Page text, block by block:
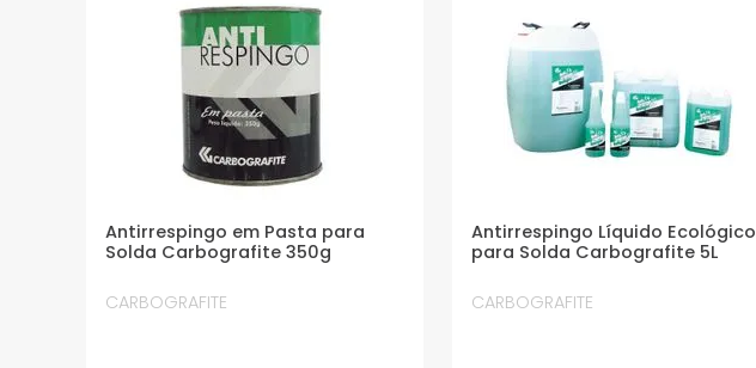
Antirrespingo em Pasta para
Solda Carbografite 350g
CARBOGRAFITE
Antirrespingo Líquido Ecológico
para Solda Carbografite 5L
CARBOGRAFITE